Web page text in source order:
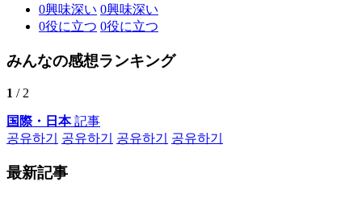
0興味深い 0興味深い
0役に立つ 0役に立つ
みんなの感想ランキング
1 / 2
国際・日本記事
공유하기
공유하기 공유하기 공유하기
最新記事